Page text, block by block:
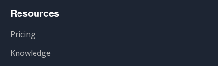
Resources
Pricing
Knowledge